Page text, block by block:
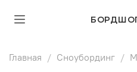
БОРДШОП
Главная Сноубординг